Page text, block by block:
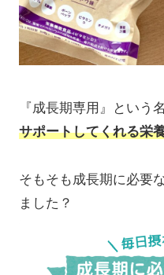
『成長期専用』という
サポートしてくれる栄
そもそも成長期に必要
ました？